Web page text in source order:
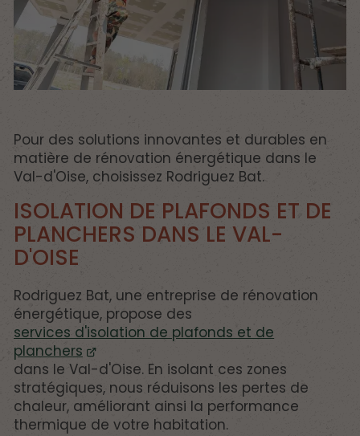
Pour des solutions innovantes et durables en
matière de rénovation énergétique dans le
Val-d'Oise, choisissez Rodriguez Bat.
ISOLATION DE PLAFONDS ET DE
PLANCHERS DANS LE VAL-
D'OISE
Rodriguez Bat, une entreprise de rénovation
énergétique, propose des
services d'isolation de plafonds et de
planchers
dans le Val-d'Oise. En isolant ces zones
stratégiques, nous réduisons les pertes de
chaleur, améliorant ainsi la performance
thermique de votre habitation.